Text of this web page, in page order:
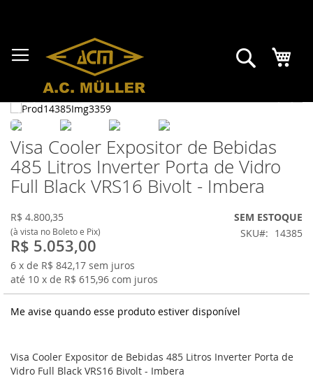
conteúdo
Pesquisa
Visa Cooler Expositor de Bebidas
485 Litros Inverter Porta de Vidro
Full Black VRS16 Bivolt - Imbera
R$ 4.800,35
(à vista no Boleto e Pix)
R$ 5.053,00
6 x de R$ 842,17 sem juros
até 10 x de R$ 615,96 com juros
SEM ESTOQUE
SKU
14385
Me avise quando esse produto estiver disponível
Visa Cooler Expositor de Bebidas 485 Litros Inverter Porta de
Vidro Full Black VRS16 Bivolt - Imbera